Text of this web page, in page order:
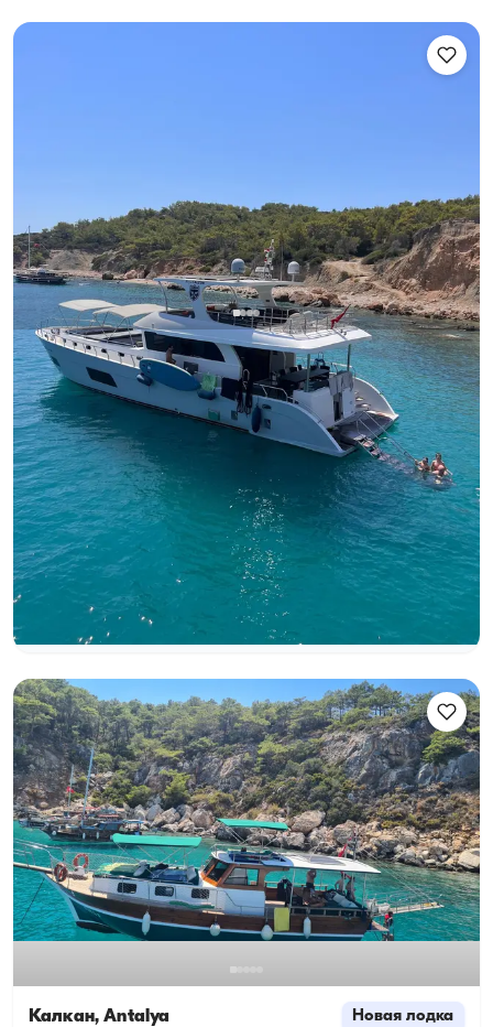
Калкан, Antalya Новая лодка
Незабываемые закатные туры и специальные
торжества на роскошной 20-метровой моторной яхте
для 12 человек в бирюзовых водах Калкана
Тур на закате День рождения на яхте
Предложение руки и сердца на яхте +ещё 3 пакетов
Моторная яхта
Круиз 12 чел. · 20.00m
Минимальная
80.217 TL Узнать цену и наличие
Калкан, Antalya Новая лодка